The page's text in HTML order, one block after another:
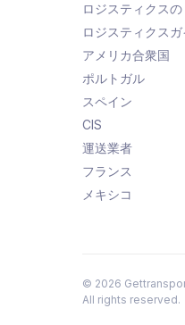
ロジスティクス
ロジスティクスガ
アメリカ合衆国
ポルトガル
スペイン
CIS
運送業者
フランス
メキシコ
© 2026
All rights reserved.